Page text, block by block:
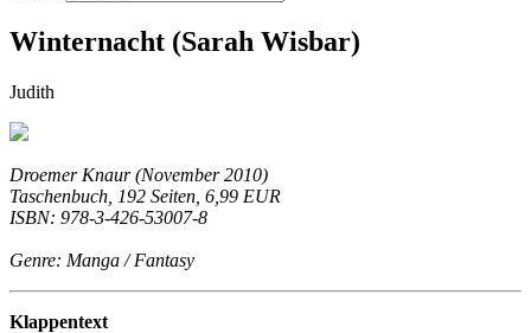
Winternacht (Sarah Wisbar)
Judith
Droemer Knaur (November 2010)
Taschenbuch, 192 Seiten, 6,99 EUR
ISBN: 978-3-426-53007-8
Genre: Manga / Fantasy
Klappentext